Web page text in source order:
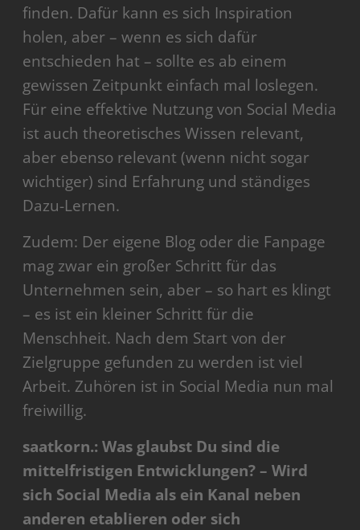
finden. Dafür kann es sich Inspiration
holen, aber – wenn es sich dafür
entschieden hat – sollte es ab einem
gewissen Zeitpunkt einfach mal loslegen.
Für eine effektive Nutzung von Social Media
ist auch theoretisches Wissen relevant,
aber ebenso relevant (wenn nicht sogar
wichtiger) sind Erfahrung und ständiges
Dazu-Lernen.
Zudem: Der eigene Blog oder die Fanpage
mag zwar ein großer Schritt für das
Unternehmen sein, aber – so hart es klingt
– es ist ein kleiner Schritt für die
Menschheit. Nach dem Start von der
Zielgruppe gefunden zu werden ist viel
Arbeit. Zuhören ist in Social Media nun mal
freiwillig.
saatkorn.: Was glaubst Du sind die
mittelfristigen Entwicklungen? – Wird
sich Social Media als ein Kanal neben
anderen etablieren oder sich